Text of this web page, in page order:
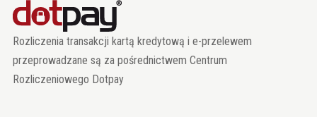
Rozliczenia transakcji kartą kredytową i e-przelewem
przeprowadzane są za pośrednictwem Centrum
Rozliczeniowego Dotpay